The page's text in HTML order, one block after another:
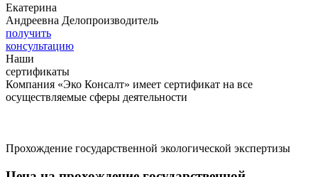
Екатерина
Андреевна Делопроизводитель
получить
консультацию
Наши
сертификаты
Компания «Эко Консалт» имеет сертификат на все
осуществляемые сферы деятельности
Прохождение государственной экологической экспертизы